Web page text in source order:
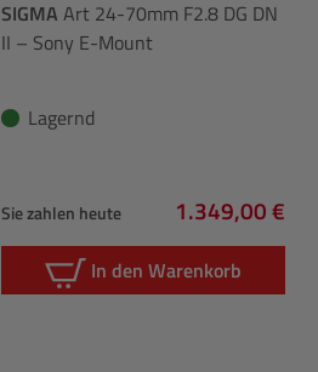
SIGMA Art 24-70mm F2.8 DG DN
II – Sony E-Mount
Lagernd
Sie zahlen heute
Regulärer Preis:
1.349,00 €
In den Warenkorb